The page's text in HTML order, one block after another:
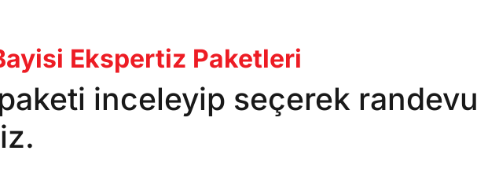
Ekspertiz Paketleri
inceleyip seçerek randevu